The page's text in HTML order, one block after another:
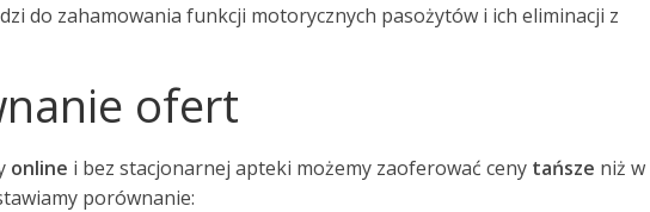
do zahamowania funkcji motorycznych pasożytów i ich eliminacji z
ofert
online i bez stacjonarnej apteki możemy zaoferować ceny tańsze niż w
porównanie: